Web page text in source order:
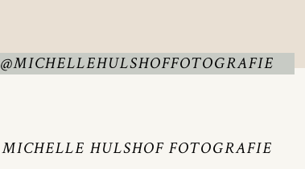
@MICHELLEHULSHOFFOTOGRAFIE
MICHELLE HULSHOF FOTOGRAFIE